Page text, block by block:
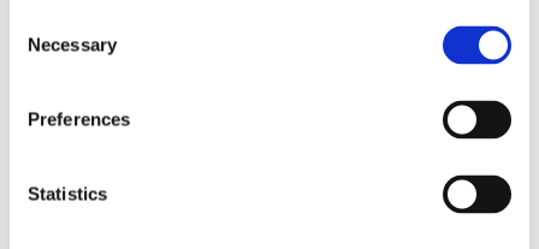
Selection
Necessary
Preferences
Statistics
In der Januarausgabe von 2016 stellt der New
Equipment Digest die Innovation bei APEX durch
unseren APEX® μ-Guard™ Schutzhülsen in den